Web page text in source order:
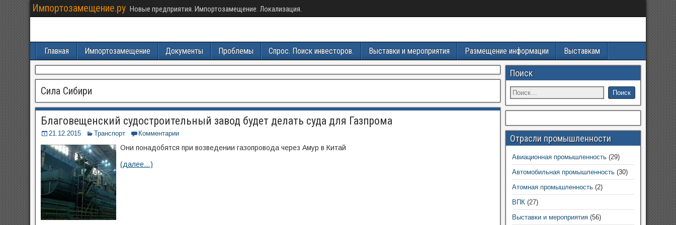
Импортозамещение.ру Новые предприятия. Импортозамещение. Локализация.
Главная Импортозамещение Документы Проблемы Спрос. Поиск инвесторов. Выставки и мероприятия Размещение информации Выставкам
Сила Сибири
Благовещенский судостроительный завод будет делать суда для Газпрома
21.12.2015 Транспорт Комментарии
Они понадобятся при возведении газопровода через Амур в Китай
(далее…)
Поиск
Отрасли промышленности
Авиационная промышленность(29)
Автомобильная промышленность(30)
Атомная промышленность(2)
ВПК(27)
Выставки и мероприятия(56)